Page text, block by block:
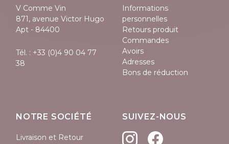
V Comme Vin
871, avenue Victor Hugo
Apt - 84400
Tél. : +33 (0)4 90 04 77
38
Informations
personnelles
Retours produit
Commandes
Avoirs
Adresses
Bons de réduction
NOTRE SOCIÉTÉ
Livraison et Retour
SUIVEZ-NOUS